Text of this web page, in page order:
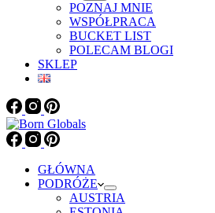
POZNAJ MNIE
WSPÓŁPRACA
BUCKET LIST
POLECAM BLOGI
SKLEP
GŁÓWNA
PODRÓŻE
AUSTRIA